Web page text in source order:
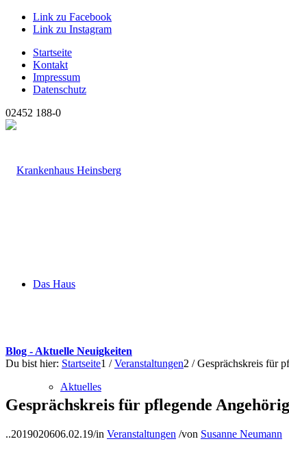
Link zu Facebook
Link zu Instagram
Startseite
Kontakt
Impressum
Datenschutz
02452 188-0
Das Haus
Aktuelles
Blog - Aktuelle Neuigkeiten
Du bist hier: Startseite1 / Veranstaltungen2 / Gesprächskreis für
Gesprächskreis für pflegende
..2019020606.02.19/in Veranstaltungen /von Susanne Neumann